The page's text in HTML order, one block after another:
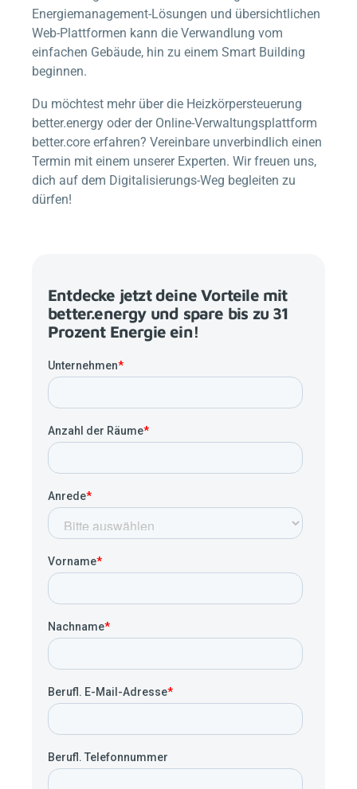
Energiemanagement-Lösungen und übersichtlichen
Web-Plattformen kann die Verwandlung vom
einfachen Gebäude, hin zu einem Smart Building
beginnen.
Du möchtest mehr über die Heizkörpersteuerung
better.energy oder der Online-Verwaltungsplattform
better.core erfahren? Vereinbare unverbindlich einen
Termin mit einem unserer Experten. Wir freuen uns,
dich auf dem Digitalisierungs-Weg begleiten zu
dürfen!
Entdecke jetzt deine Vorteile mit
better.energyund spare bis zu 31
Prozent Energie ein!